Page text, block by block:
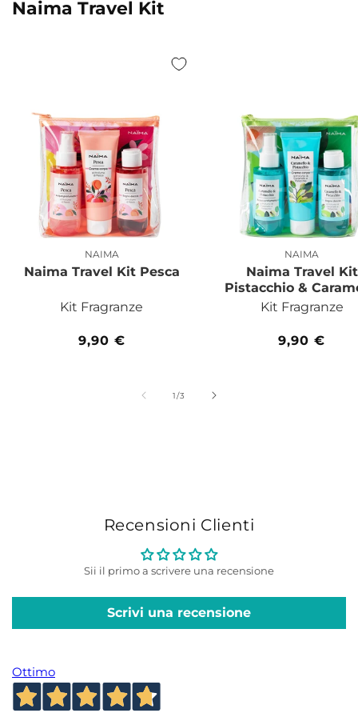
Naima Travel Kit
Produttore:
NAIMA
Naima Travel Kit Pesca
Kit Fragranze
Prezzo
9,90 €
NAIMA
Naima Travel Kit
Pistacchio &
Kit Fragranze
Prezzo
9,90 €
1/su
3
Recensioni Clienti
Sii il primo a scrivere una recensione
Scrivi una recensione
Ottimo